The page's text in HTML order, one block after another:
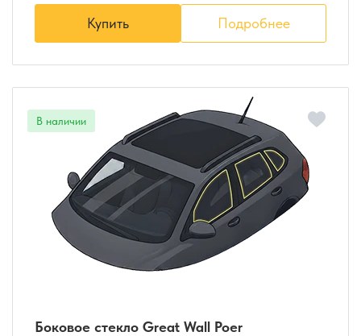
Купить Подробнее
Боковое стекло Great Wall Poer